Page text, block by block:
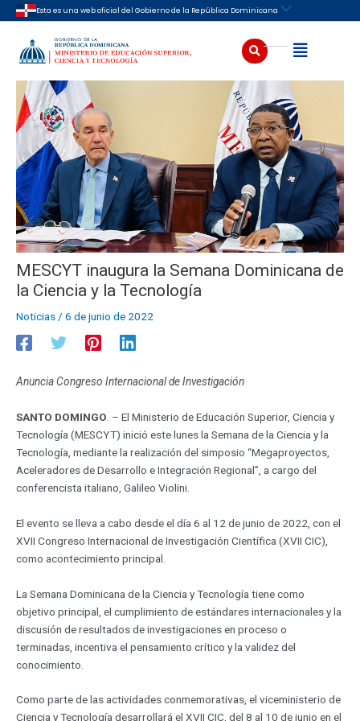
al
contenido
Esta es una web oficial del Gobierno de la República Dominicana
Buscar Abrir
MESCYT inaugura la Semana Dominicana de
la Ciencia y la Tecnología
Noticias / 6 de junio de 2022
Anuncia Congreso Internacional de Investigación
SANTO DOMINGO . – El Ministerio de Educación Superior, Ciencia y
Tecnología (MESCYT) inició este lunes la Semana de la Ciencia y la
Tecnología, mediante la realización del simposio “Megaproyectos,
Aceleradores de Desarrollo e Integración Regional”, a cargo del
conferencista italiano, Galileo Violini.
El evento se lleva a cabo desde el día 6 al 12 de junio de 2022, con el
XVII Congreso Internacional de Investigación Científica (XVII CIC),
como acontecimiento principal.
La Semana Dominicana de la Ciencia y Tecnología tiene como
objetivo principal, el cumplimiento de estándares internacionales y la
discusión de resultados de investigaciones en proceso o
terminadas, incentiva el pensamiento crítico y la validez del
conocimiento.
Como parte de las actividades conmemorativas, el viceministerio de
Ciencia y Tecnología desarrollará el XVII CIC, del 8 al 10 de junio en el
Navegación
de
entradas